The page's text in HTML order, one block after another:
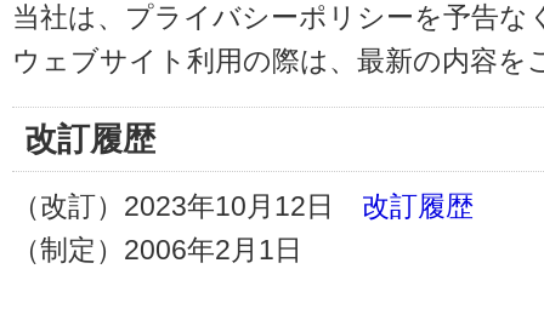
当社は、プライバシーポリシーを予告
ウェブサイト利用の際は、最新の内容を
改訂履歴
（改訂）2023年10月12日 改訂履歴
（制定）2006年2月1日